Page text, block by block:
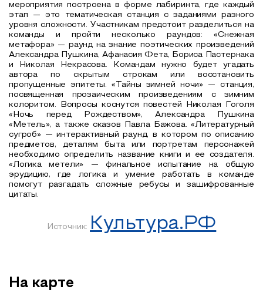
мероприятия построена в форме лабиринта, где каждый
этап — это тематическая станция с заданиями разного
уровня сложности. Участникам предстоит разделиться на
команды и пройти несколько раундов: «Снежная
метафора» — раунд на знание поэтических произведений
Александра Пушкина, Афанасия Фета, Бориса Пастернака
и Николая Некрасова. Командам нужно будет угадать
автора по скрытым строкам или восстановить
пропущенные эпитеты. «Тайны зимней ночи» — станция,
посвященная прозаическим произведениям с зимним
колоритом. Вопросы коснутся повестей Николая Гоголя
«Ночь перед Рождеством», Александра Пушкина
«Метель», а также сказов Павла Бажова. «Литературный
сугроб» — интерактивный раунд, в котором по описанию
предметов, деталям быта или портретам персонажей
необходимо определить название книги и ее создателя.
«Логика метели» — финальное испытание на общую
эрудицию, где логика и умение работать в команде
помогут разгадать сложные ребусы и зашифрованные
цитаты.
Источник: Культура.РФ
На карте